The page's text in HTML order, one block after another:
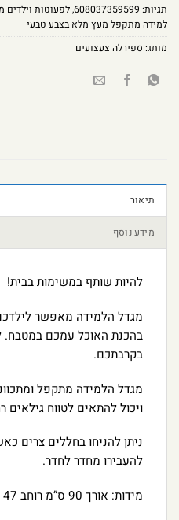
תגיות: 608037359599
,לפעוטות וילדים
למידה מתקפל מעץ מלא בצבע טבעי
מותג: ספירלה צעצועים
תיאור
מידע נוסף
להיות שותף במשימות בבית!
מגדל הלמידה מאפשר
בהכנת האוכל עמכם במטבח.
בקרבתכם.
מגדל הלמידה מתקפל
ויכול להתאים לטווח גילאים
ניתן להניחו בחללים צרים
להעבירו מחדר לחדר.
מידות: אורך 90 ס”מ רוחב 47 ס”מ